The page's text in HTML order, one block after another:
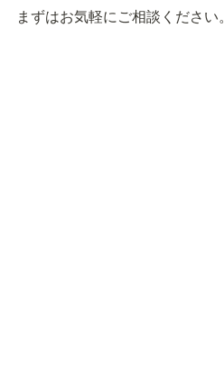
まずはお気軽にご相談ください。